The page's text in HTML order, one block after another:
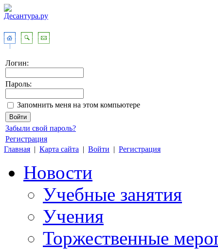
Логин:
Пароль:
Запомнить меня на этом компьютере
Забыли свой пароль?
Регистрация
Главная | Карта сайта | Войти | Регистрация
Новости
Учебные занятия
Учения
Торжественные